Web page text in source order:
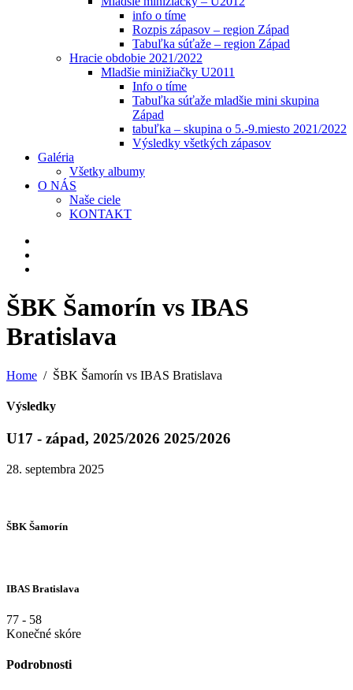
info o tíme
Rozpis zápasov – region Západ
Tabuľka súťaže – region Západ
Hracie obdobie 2021/2022
Mladšie minižiačky U2011
Info o tíme
Tabuľka súťaže mladšie mini skupina
Západ
tabuľka – skupina o 5.-9.miesto 2021/2022
Výsledky všetkých zápasov
Galéria
Všetky albumy
O NÁS
Naše ciele
KONTAKT
ŠBK Šamorín vs IBAS
Bratislava
Home ŠBK Šamorín vs IBAS Bratislava
Výsledky
U17 - západ, 2025/2026 2025/2026
28. septembra 2025
ŠBK Šamorín
IBAS Bratislava
77 - 58
Konečné skóre
Podrobnosti